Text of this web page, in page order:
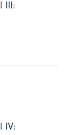
III:
IV: